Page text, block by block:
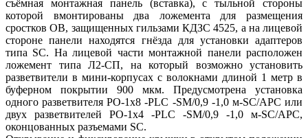
съёмная монтажная панель (вставка), с тыльной стороны
которой вмонтированы два ложемента для размещения
сростков ОВ, защищенных гильзами КДЗС 4525, а на лицевой
стороне панели находятся гнёзда для установки адаптеров
типа SC. На лицевой части монтажной панели расположен
ложемент типа Л2-СП, на который возможно установить
разветвители в мини-корпусах с волокнами длиной 1 метр в
буферном покрытии 900 мкм. Предусмотрена установка
одного разветвителя РО-1х8 -PLC -SM/0,9 -1,0 м-SC/APC или
двух разветвителей РО-1х4 -PLC -SM/0,9 -1,0 м-SC/APC,
оконцованных разъемами SC.